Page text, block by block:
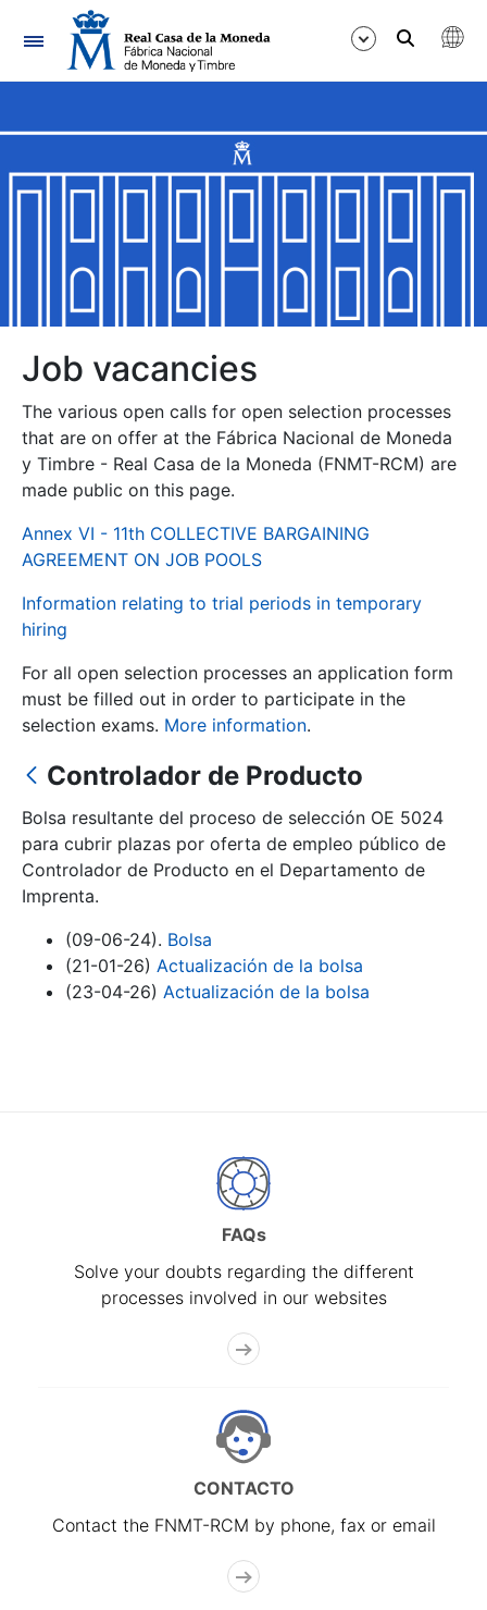
Navigation
Show/Hide
Show/Hide
Show/Hide
Show/Hide
Show/Hide
Show/Hide
Show/Hide
Job vacancies
The various open calls for open selection processes
that are on offer at the Fábrica Nacional de Moneda
y Timbre - Real Casa de la Moneda (FNMT-RCM) are
made public on this page.
Annex VI - 11th COLLECTIVE BARGAINING
AGREEMENT ON JOB POOLS
Information relating to trial periods in temporary
hiring
For all open selection processes an application form
must be filled out in order to participate in the
selection exams. More information.
Controlador de Producto
Bolsa resultante del proceso de selección OE 5024
para cubrir plazas por oferta de empleo público de
Controlador de Producto en el Departamento de
Imprenta.
(09-06-24). Bolsa
(21-01-26) Actualización de la bolsa
(23-04-26) Actualización de la bolsa
FAQs
Solve your doubts regarding the different
processes involved in our websites
CONTACTO
Contact the FNMT-RCM by phone, fax or email